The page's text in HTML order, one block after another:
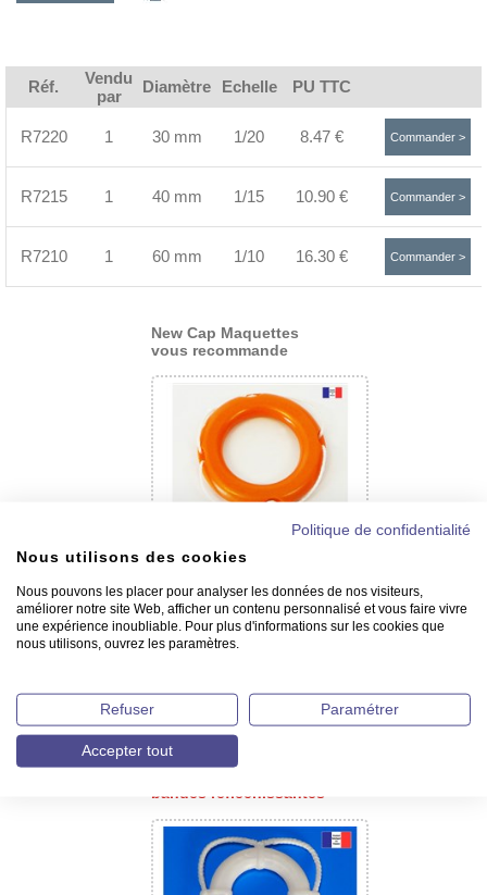
Réf.
Vendu
par
Diamètre Echelle PU TTC
R7220 1 30 mm 1/20 8.47 € Commander >
R7215 1 40 mm 1/15 10.90 € Commander >
R7210 1 60 mm 1/10 16.30 € Commander >
New Cap Maquettes
vous recommande
Bouées couronnes en résine
bandes réfléchissantes
Politique de confidentialité
Nous utilisons des cookies
Nous pouvons les placer pour analyser les données de nos visiteurs,
améliorer notre site Web, afficher un contenu personnalisé et vous faire vivre
une expérience inoubliable. Pour plus d'informations sur les cookies que
nous utilisons, ouvrez les paramètres.
Refuser Paramétrer
Accepter tout